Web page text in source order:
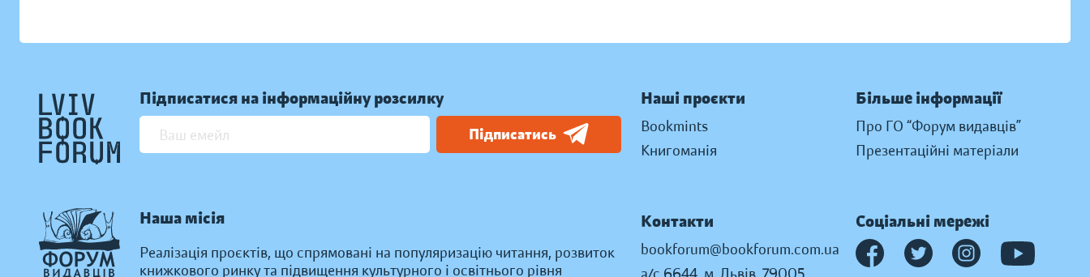
Підписатися на інформаційну розсилку
Підписатись
Наша місія
Реалізація проєктів, що спрямовані на популяризацію читання, розвиток
книжкового ринку та підвищення культурного і освітнього рівня
Наші проєкти
Bookmints
Книгоманія
Більше інформації
Про ГО “Форум видавців”
Презентаційні матеріали
Контакти
bookforum@bookforum.com.ua
Соціальні мережі